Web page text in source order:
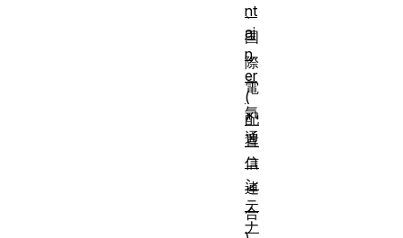
、
国
際
電
気
通
信
連
合
nt
ai
n
er
(
配
置
コ
ン
テ
ナ